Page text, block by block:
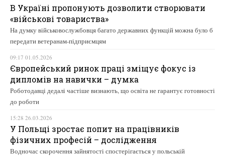
В Україні пропонують дозволити створювати
«військові товариства»
На думку військовослужбовця багато державних функцій можна було б
передати ветеранам-підприємцям
09:17 01.05.2026
Європейський ринок праці зміщує фокус із
дипломів на навички – думка
Роботодавці дедалі частіше визнають, що освіта не гарантує готовності
до роботи
15:28 26.03.2026
У Польщі зростає попит на працівників
фізичних професій – дослідження
Водночас скорочення зайнятості спостерігається у польській